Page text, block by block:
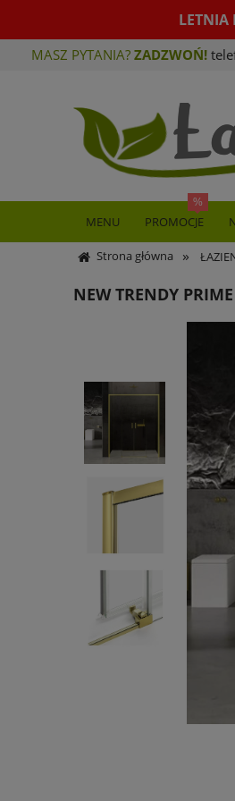
MASZ PYTANIA? ZADZWOŃ!
MENU PROMOCJE
Strona główna »
NEW TRENDY